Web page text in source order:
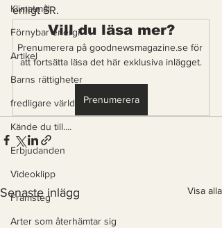
Klimatmål
Förnybar energi
Artikel
Barns rättigheter
fredligare värld
Kände du till....
Erbjudanden
Videoklipp
Framsteg
Arter som återhämtar sig
enligt SR.
Vill du läsa mer?
Prenumerera på goodnewsmagazine.se för
att fortsätta läsa det här exklusiva inlägget.
Prenumerera
Senaste inlägg Visa alla